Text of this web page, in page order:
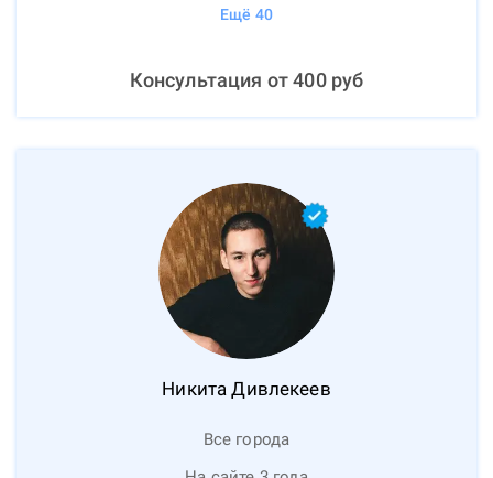
Ещё 40
Консультация от400руб
Никита Дивлекеев
Все города